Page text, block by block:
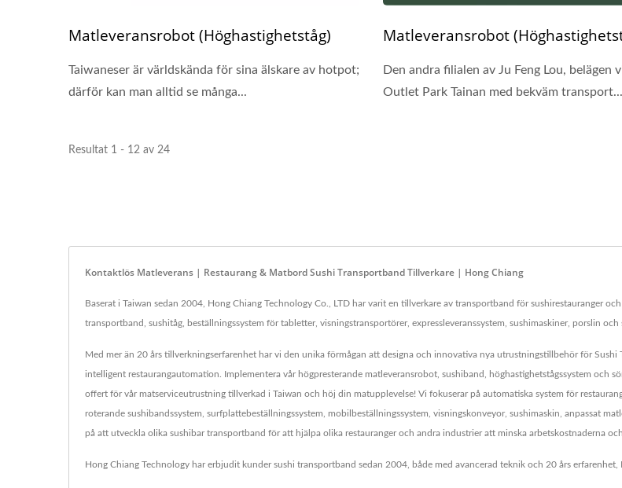
Matleveransrobot (Höghastighetståg)
Taiwaneser är världskända för sina älskare av hotpot;
därför kan man alltid se många...
Matleveransrobot
Den andra filialen av Ju Feng Lou, belägen
Outlet Park Tainan med bekväm transport...
Resultat 1 - 12 av 24
Kontaktlös Matleverans | Restaurang & Matbord Sushi Transportband Tillverkare | Hong Chiang
Baserat i Taiwan sedan 2004, Hong Chiang Technology Co., LTD har varit en tillverkare av transportband för sushirestauranger
transportband, sushitåg, beställningssystem för tabletter, visningstransportörer, expressleveranssystem, sushimaskiner, porslin
Med mer än 20 års tillverkningserfarenhet har vi den unika förmågan att designa och innovativa nya utrustningstillbehör för
intelligent restaurangautomation. Implementera vår högpresterande matleveransrobot, sushiband, höghastighetstågssystem och
offert för vår matserviceutrustning tillverkad i Taiwan och höj din matupplevelse! Vi fokuserar på automatiska system för
roterande sushibandssystem, surfplattebeställningssystem, mobilbeställningssystem, visningskonveyor, sushimaskin, anpassat
på att utveckla olika sushibar transportband för att hjälpa olika restauranger och andra industrier att minska arbetskostnaderna
Hong Chiang Technology har erbjudit kunder sushi transportband sedan 2004, både med avancerad teknik och 20 års